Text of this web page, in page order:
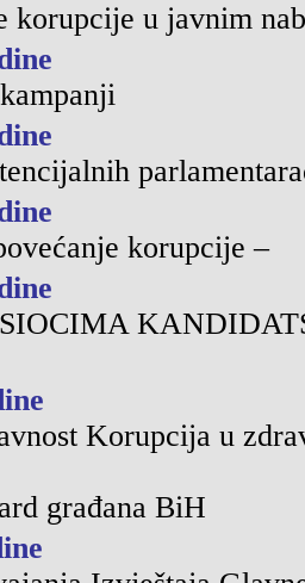
korupcije u javnim
korupcije –
ne
Korupcija u
građana BiH